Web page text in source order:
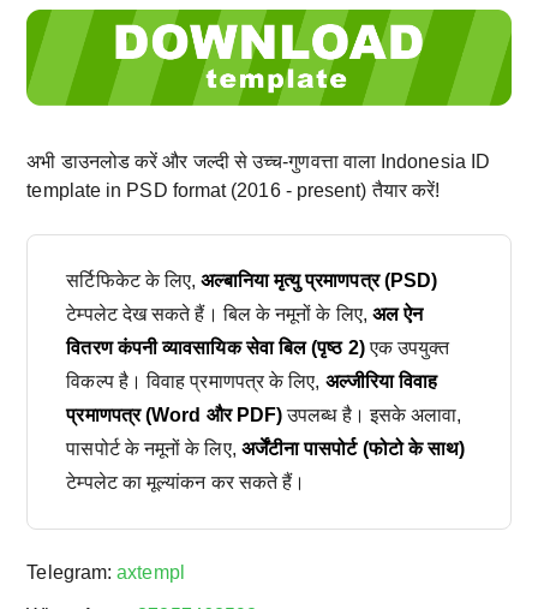
अभी डाउनलोड करें और जल्दी से उच्च-गुणवत्ता वाला Indonesia ID
template in PSD format (2016 - present) तैयार करें!
सर्टिफिकेट के लिए,अल्बानिया मृत्यु प्रमाणपत्र (PSD)
टेम्पलेट देख सकते हैं। बिल के नमूनों के लिए, अल ऐन
वितरण कंपनी व्यावसायिक सेवा बिल (पृष्ठ 2)एक उपयुक्त
विकल्प है। विवाह प्रमाणपत्र के लिए, अल्जीरिया विवाह
प्रमाणपत्र (Word और PDF)उपलब्ध है। इसके अलावा,
पासपोर्ट के नमूनों के लिए, अर्जेंटीना पासपोर्ट (फोटो के साथ)
टेम्पलेट का मूल्यांकन कर सकते हैं।
Telegram:axtempl